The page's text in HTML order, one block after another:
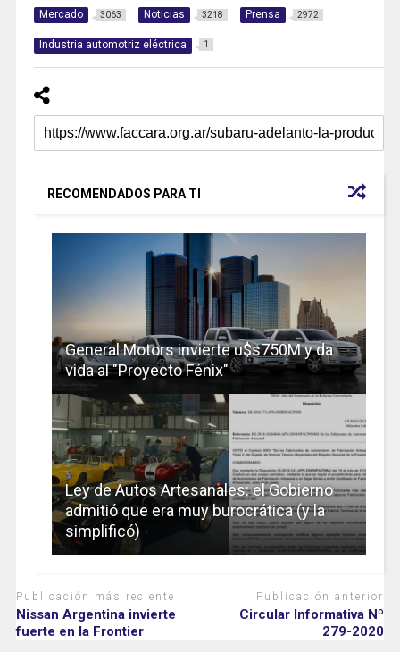
Mercado 3063 Noticias 3218 Prensa 2972
Industria automotriz eléctrica 1
RECOMENDADOS PARA TI
General Motors invierte u$s750M y da
vida al "Proyecto Fénix"
Ley de Autos Artesanales: el Gobierno
admitió que era muy burocrática (y la
simplificó)
Publicación más reciente
Nissan Argentina invierte
fuerte en la Frontier
Publicación anterior
Circular Informativa Nº
279-2020